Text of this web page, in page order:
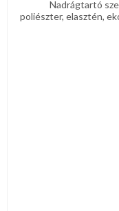
Nadrágtartó
poliészter, elasztén,